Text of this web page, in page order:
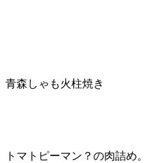
青森しゃも火柱焼き
トマトピーマン？の肉詰め。